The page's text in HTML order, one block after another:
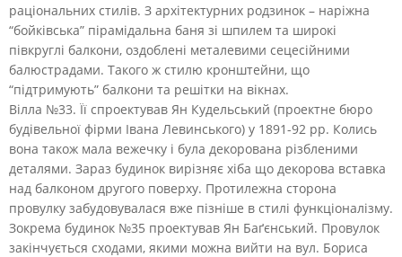
раціональних стилів. З архітектурних родзинок – наріжна
“бойківська” пірамідальна баня зі шпилем та широкі
півкруглі балкони, оздоблені металевими сецесійними
балюстрадами. Такого ж стилю кронштейни, що
“підтримують” балкони та решітки на вікнах.
Вілла №33. Її спроектував Ян Кудельський (проектне бюро
будівельної фірми Івана Левинського) у 1891-92 рр. Колись
вона також мала вежечку і була декорована різбленими
деталями. Зараз будинок вирізняє хіба що декорова вставка
над балконом другого поверху. Протилежна сторона
провулку забудовувалася вже пізніше в стилі функціоналізму.
Зокрема будинок №35 проектував Ян Баґєнський. Провулок
закінчується сходами, якими можна вийти на вул. Бориса